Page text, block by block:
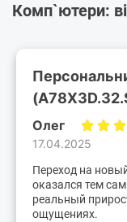
Комп`ютери:
Олег
17.04.2025
Переход на
оказался тем
реальный
ощущениях.